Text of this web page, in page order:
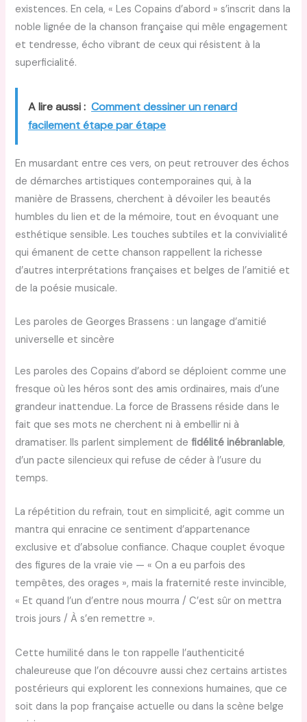
existences. En cela, « Les Copains d’abord » s’inscrit dans la
noble lignée de la chanson française qui mêle engagement
et tendresse, écho vibrant de ceux qui résistent à la
superficialité.
A lire aussi : Comment dessiner un renard
facilement étape par étape
En musardant entre ces vers, on peut retrouver des échos
de démarches artistiques contemporaines qui, à la
manière de Brassens, cherchent à dévoiler les beautés
humbles du lien et de la mémoire, tout en évoquant une
esthétique sensible. Les touches subtiles et la convivialité
qui émanent de cette chanson rappellent la richesse
d’autres interprétations françaises et belges de l’amitié et
de la poésie musicale.
Les paroles de Georges Brassens : un langage d’amitié
universelle et sincère
Les paroles des Copains d’abord se déploient comme une
fresque où les héros sont des amis ordinaires, mais d’une
grandeur inattendue. La force de Brassens réside dans le
fait que ses mots ne cherchent ni à embellir ni à
dramatiser. Ils parlent simplement defidélité inébranlable,
d’un pacte silencieux qui refuse de céder à l’usure du
temps.
La répétition du refrain, tout en simplicité, agit comme un
mantra qui enracine ce sentiment d’appartenance
exclusive et d’absolue confiance. Chaque couplet évoque
des figures de la vraie vie — « On a eu parfois des
tempêtes, des orages », mais la fraternité reste invincible,
« Et quand l’un d’entre nous mourra / C’est sûr on mettra
trois jours / À s’en remettre ».
Cette humilité dans le ton rappelle l’authenticité
chaleureuse que l’on découvre aussi chez certains artistes
postérieurs qui explorent les connexions humaines, que ce
soit dans la pop française actuelle ou dans la scène belge